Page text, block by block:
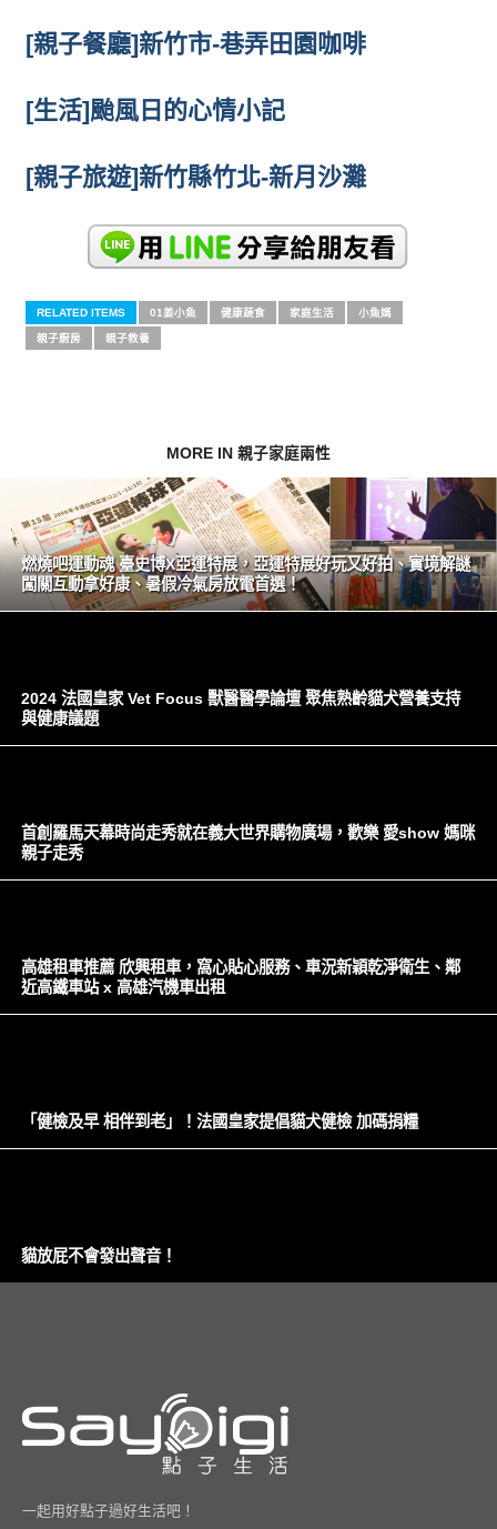
[親子餐廳]新竹市-巷弄田園咖啡
[生活]颱風日的心情小記
[親子旅遊]新竹縣竹北-新月沙灘
RELATED ITEMS 01姜小魚 健康蔬食 家庭生活 小魚媽
親子廚房 親子教養
MORE IN 親子家庭兩性
燃燒吧運動魂 臺史博X亞運特展，亞運特展好玩又好拍、實境解謎
闖關互動拿好康、暑假冷氣房放電首選！
2024 法國皇家 Vet Focus 獸醫醫學論壇 聚焦熟齡貓犬營養支持
與健康議題
首創羅馬天幕時尚走秀就在義大世界購物廣場，歡樂 愛show 媽咪
親子走秀
高雄租車推薦 欣興租車，窩心貼心服務、車況新穎乾淨衛生、鄰
近高鐵車站 x 高雄汽機車出租
「健檢及早 相伴到老」！法國皇家提倡貓犬健檢 加碼捐糧
貓放屁不會發出聲音！
一起用好點子過好生活吧！